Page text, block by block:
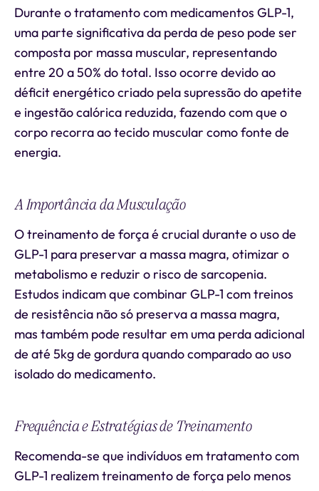
Durante o tratamento com medicamentos GLP-1,
uma parte significativa da perda de peso pode ser
composta por massa muscular, representando
entre 20 a 50% do total. Isso ocorre devido ao
déficit energético criado pela supressão do apetite
e ingestão calórica reduzida, fazendo com que o
corpo recorra ao tecido muscular como fonte de
energia.
A Importância da Musculação
O treinamento de força é crucial durante o uso de
GLP-1 para preservar a massa magra, otimizar o
metabolismo e reduzir o risco de sarcopenia.
Estudos indicam que combinar GLP-1 com treinos
de resistência não só preserva a massa magra,
mas também pode resultar em uma perda adicional
de até 5kg de gordura quando comparado ao uso
isolado do medicamento.
Frequência e Estratégias de Treinamento
Recomenda-se que indivíduos em tratamento com
GLP-1 realizem treinamento de força pelo menos